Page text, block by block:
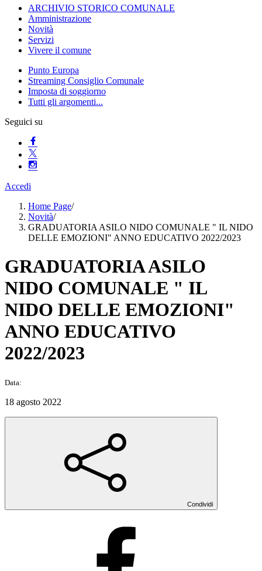
ARCHIVIO STORICO COMUNALE
Amministrazione
Novità
Servizi
Vivere il comune
Punto Europa
Streaming Consiglio Comunale
Imposta di soggiorno
Tutti gli argomenti...
Seguici su
Accedi
Home Page/
Novità/
GRADUATORIA ASILO NIDO COMUNALE " IL NIDO
DELLE EMOZIONI" ANNO EDUCATIVO 2022/2023
GRADUATORIA ASILO
NIDO COMUNALE " IL
NIDO DELLE EMOZIONI"
ANNO EDUCATIVO
2022/2023
Data:
18 agosto 2022
Condividi